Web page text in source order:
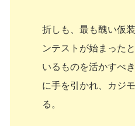
折しも、最も醜い仮
ンテストが始まった
いるものを活かすべ
に手を引かれ、カジ
る。